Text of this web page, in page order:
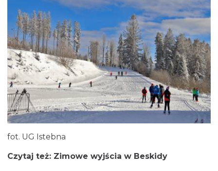
fot. UG Istebna
Czytaj też: Zimowe wyjścia w Beskidy